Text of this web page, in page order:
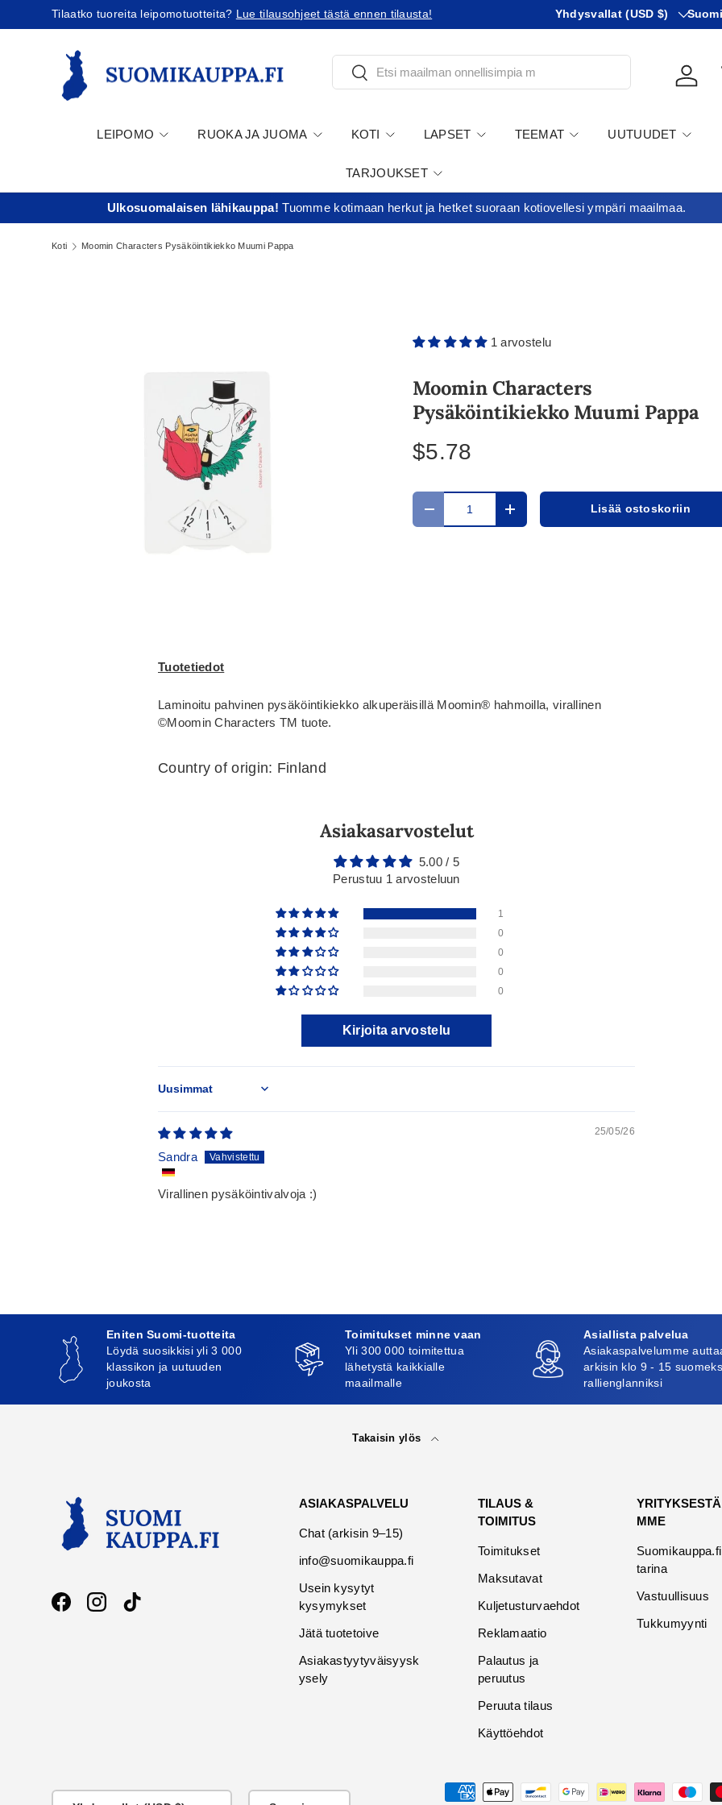
Jatka sisältöön
Tilaatko tuoreita leipomotuotteita?Lue tilausohjeet tästä ennen tilausta! Tilaatko Yhdysvaltoihin?Tutustu
Maa
Yhdysvallat (USD $) KIeli
Suomi
Etsi
LEIPOMO RUOKA JA JUOMA KOTI LAPSET TEEMAT UUTUUDET
TARJOUKSET
Ulkosuomalaisen lähikauppa!Tuomme kotimaan herkut ja hetket suoraan kotiovellesi ympäri maailmaa.
Koti Moomin Characters Pysäköintikiekko Muumi Pappa
1 arvostelu
Moomin Characters
Pysäköintikiekko Muumi Pappa
$5.78
Määrä
Translation missing: fi.cart.items.decrease_quantity
Translation missing:Lisää ostoskoriin
Tuotetiedot
Laminoitu pahvinen pysäköintikiekko alkuperäisillä Moomin® hahmoilla, virallinen
©Moomin Characters TM tuote.
Country of origin: Finland
Asiakasarvostelut
5.00 / 5
Perustuu 1 arvosteluun
1
0
0
0
0
Kirjoita arvostelu
Sort by
25/05/26
Sandra
Virallinen pysäköintivalvoja :)
Eniten Suomi-tuotteita
Löydä suosikkisi yli 3 000
klassikon ja uutuuden
joukosta
Toimitukset minne vaan
Yli 300 000 toimitettua
lähetystä kaikkialle
maailmalle
Asiallista palvelua
Asiakaspalvelumme
arkisin klo 9 - 15
rallienglanniksi
Takaisin ylös
FacebookInstagramTikTok
ASIAKASPALVELU
Chat (arkisin 9–15)
info@suomikauppa.fi
Usein kysytyt
kysymykset
Jätä tuotetoive
Asiakastyytyväisyysk
ysely
TILAUS &
TOIMITUS
Toimitukset
Maksutavat
Kuljetusturvaehdot
Reklamaatio
Palautus ja
peruutus
Peruuta tilaus
Käyttöehdot
YRITYKSESTÄ
MME
Suomikauppa.fi
tarina
Vastuullisuus
Tukkumyynti
Maksutavat